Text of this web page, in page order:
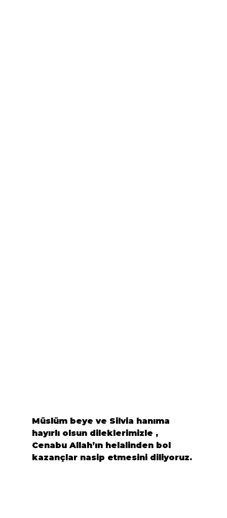
Müslüm beye ve Silvia hanıma
hayırlı olsun dileklerimizle ,
Cenabu Allah’ın helalinden bol
kazançlar nasip etmesini diliyoruz.